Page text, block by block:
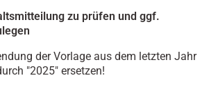
zu prüfen und ggf.
der Vorlage aus dem letzten Jahr
"2025" ersetzen!